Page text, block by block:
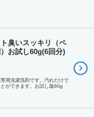
臭いスッキリ（ペ
お試し60g(6回分)
用洗濯洗剤です。汚れだけで
ができます。お試し版60g